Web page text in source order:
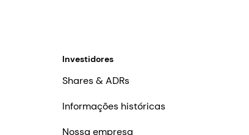
Investidores
Shares & ADRs
Informações históricas
Nossa empresa